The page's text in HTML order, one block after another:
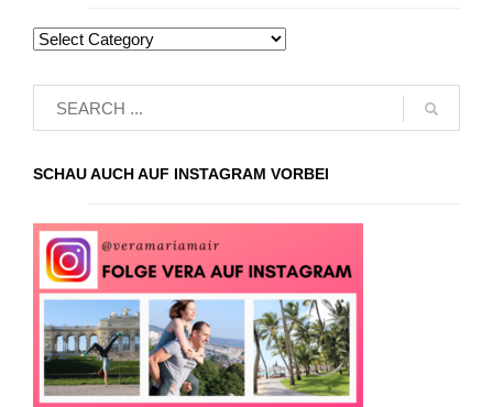
SCHAU AUCH AUF INSTAGRAM VORBEI